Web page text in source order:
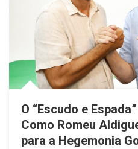
​O “Escudo e
Como Romeu
para a Hegemonia